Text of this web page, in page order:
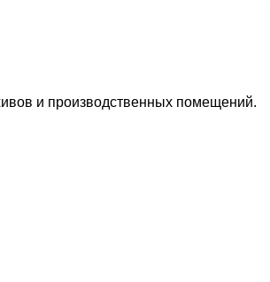
и производственных помещений.